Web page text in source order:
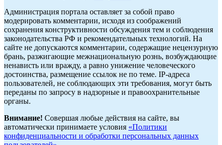
Администрация портала оставляет за собой право
модерировать комментарии, исходя из соображений
сохранения конструктивности обсуждения тем и соблюдения
законодательства РФ и рекомендательных технологий. На
сайте не допускаются комментарии, содержащие нецензурную
брань, разжигающие межнациональную рознь, возбуждающие
ненависть или вражду, а равно унижение человеческого
достоинства, размещение ссылок не по теме. IP-адреса
пользователей, не соблюдающих эти требования, могут быть
переданы по запросу в надзорные и правоохранительные
органы.
Внимание! Совершая любые действия на сайте, вы
автоматически принимаете условия «Политики
конфиденциальности и обработки персональных данных